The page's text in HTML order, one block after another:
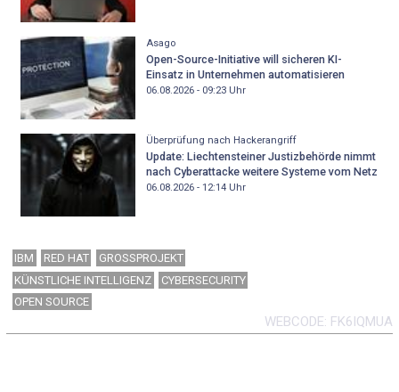
Asago
Open-Source-Initiative will sicheren KI-
Einsatz in Unternehmen automatisieren
06.08.2026 - 09:23Uhr
Überprüfung nach Hackerangriff
Update: Liechtensteiner Justizbehörde nimmt
nach Cyberattacke weitere Systeme vom Netz
06.08.2026 - 12:14Uhr
IBM RED HAT
GROSSPROJEKT
KÜNSTLICHE INTELLIGENZ
CYBERSECURITY
OPEN SOURCE
WEBCODE FK6IQMUA